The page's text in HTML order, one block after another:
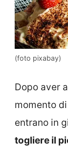
(foto pixabay)
Dopo aver
momento di
entrano in
togliere il